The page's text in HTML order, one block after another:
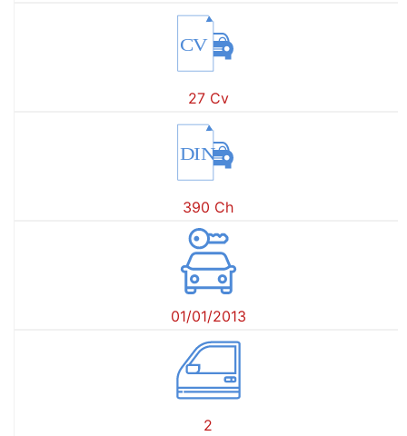
CV
27 Cv
DIN
390 Ch
01/01/2013
2